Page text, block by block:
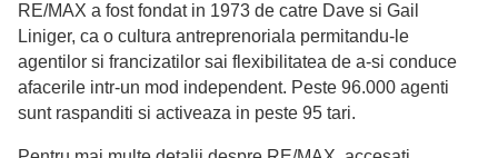
RE/MAX a fost fondat in 1973 de catre Dave si Gail
Liniger, ca o cultura antreprenoriala permitandu-le
agentilor si francizatilor sai flexibilitatea de a-si conduce
afacerile intr-un mod independent. Peste 96.000 agenti
sunt raspanditi si activeaza in peste 95 tari.